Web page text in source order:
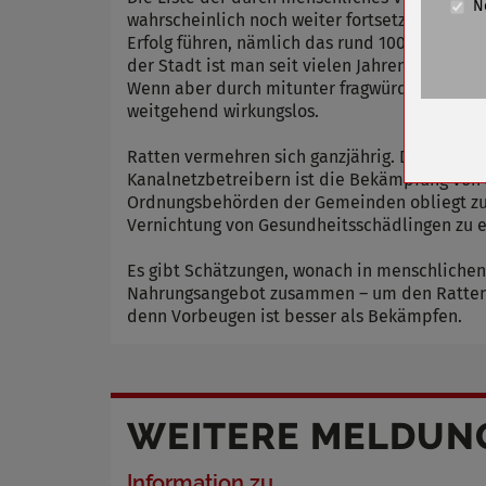
wahrscheinlich noch weiter fortsetzen. Die
Erfolg führen, nämlich das rund 100
der Stadt ist man seit vielen Jahren eng in
Wenn aber durch mitunter fragwürdiges
weitgehend wirkungslos.
Ratten vermehren sich ganzjährig. Die
Kanalnetzbetreibern ist die Bekämpfung
Ordnungsbehörden der Gemeinden obliegt
Vernichtung von Gesundheitsschädlingen
Es gibt Schätzungen, wonach in
Nahrungsangebot zusammen – um den
denn Vorbeugen ist besser als Bekämpfen.
WEITERE
Cookie
Name
Anbieter